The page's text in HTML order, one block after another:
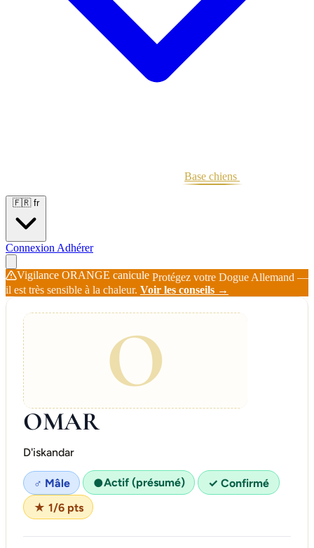
Base chiens
🇫🇷 fr
Connexion Adhérer
Vigilance ORANGE canicule Protégez votre Dogue Allemand —
il est très sensible à la chaleur. Voir les conseils →
O
OMAR
D'iskandar
♂ Mâle ●Actif (présumé)
✓ Confirmé
★ 1/6 pts